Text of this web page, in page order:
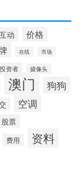
动 价格
在线 市场
投资者 摄像头
澳门 狗狗
空调
股票
费用 资料